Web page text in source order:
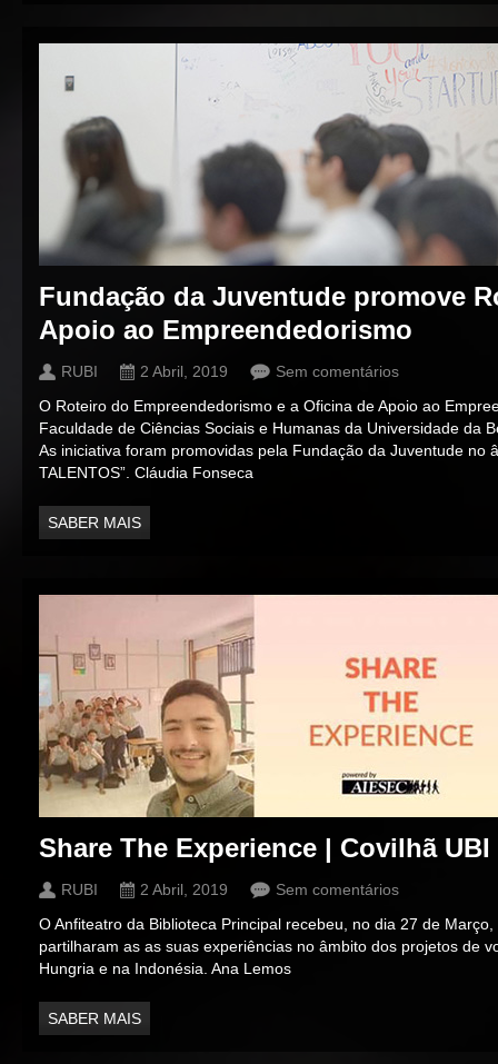
Fundação da Juventude promove
Apoio ao Empreendedorismo
RUBI 2 Abril, 2019
Sem comentários
O Roteiro do Empreendedorismo e a Oficina de Apoio ao
Faculdade de Ciências Sociais e Humanas da Universidade da
As iniciativa foram promovidas pela Fundação da Juventude no
TALENTOS”. Cláudia Fonseca
SABER MAIS
Share The Experience | Covilhã UBI
RUBI 2 Abril, 2019
Sem comentários
O Anfiteatro da Biblioteca Principal recebeu, no dia 27 de
partilharam as as suas experiências no âmbito dos projetos de
Hungria e na Indonésia. Ana Lemos
SABER MAIS